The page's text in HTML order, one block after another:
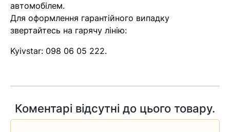
автомобілем.
Для оформлення гарантійного випадку
звертайтесь на гарячу лінію:
Kyivstar: 098 06 05 222.
Коментарі відсутні до цього товару.